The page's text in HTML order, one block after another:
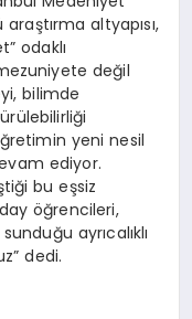
altyapısı,
odaklı
değil
bilimde
yeni nesil
ediyor.
bu eşsiz
öğrencileri,
ayrıcalıklı
dedi.